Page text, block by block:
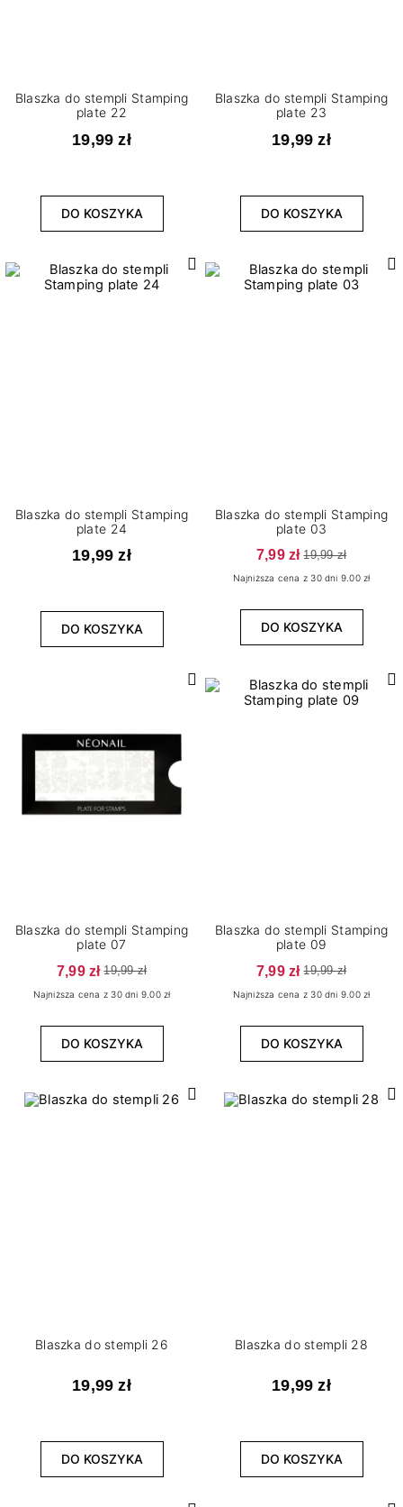
Blaszka do stempli Stamping
plate 22
19,99 zł
DO KOSZYKA
Blaszka do stempli Stamping
plate 23
19,99 zł
DO KOSZYKA
Blaszka do stempli Stamping
plate 24
19,99 zł
DO KOSZYKA
Blaszka do stempli Stamping
plate 03
7,99 zł 19,99 zł
Najniższa cena z 30 dni 9.00 zł
DO KOSZYKA
Blaszka do stempli Stamping
plate 07
7,99 zł 19,99 zł
Najniższa cena z 30 dni 9.00 zł
DO KOSZYKA
Blaszka do stempli Stamping
plate 09
7,99 zł 19,99 zł
Najniższa cena z 30 dni 9.00 zł
DO KOSZYKA
Blaszka do stempli 26
19,99 zł
DO KOSZYKA
Blaszka do stempli 28
19,99 zł
DO KOSZYKA